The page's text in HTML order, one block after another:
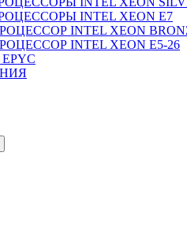
INTEL XEON Е7
INTEL XEON
INTEL XEON Е5-26